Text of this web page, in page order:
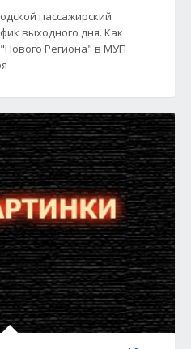
пассажирский
выходного дня. Как
Региона" в МУП